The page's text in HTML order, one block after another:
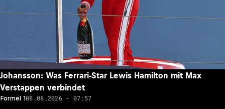
Johansson: Was Ferrari-Star Lewis Hamilton mit Max
Verstappen verbindet
Formel 108.08.2026 - 07:57